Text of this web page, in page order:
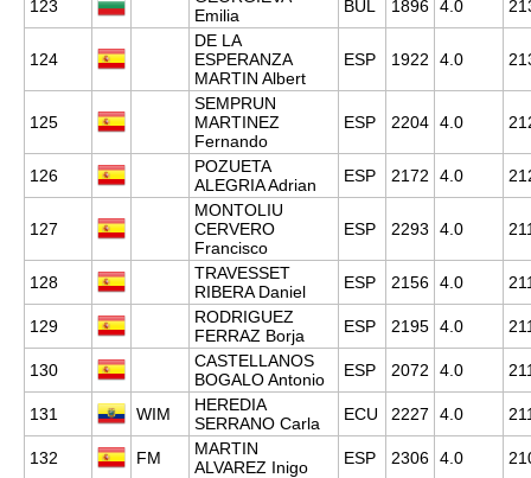
123
Emilia
BUL 1896 4.0
124
DE LA
ESPERANZA
MARTIN Albert
ESP 1922 4.0
125
SEMPRUN
MARTINEZ
Fernando
ESP 2204 4.0
126
POZUETA
ALEGRIA Adrian
ESP 2172 4.0
127
MONTOLIU
CERVERO
Francisco
ESP 2293 4.0
128
TRAVESSET
RIBERA Daniel
ESP 2156 4.0
129
RODRIGUEZ
FERRAZ Borja
ESP 2195 4.0
130
CASTELLANOS
BOGALO Antonio
ESP 2072 4.0
131 WIM
HEREDIA
SERRANO Carla
ECU 2227 4.0
132 FM
MARTIN
ALVAREZ Inigo
ESP 2306 4.0